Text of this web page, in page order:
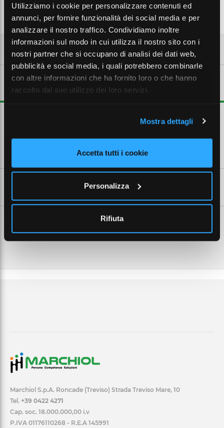
Utilizziamo i cookie per personalizzare contenuti ed
annunci, per fornire funzionalità dei social media e per
analizzare il nostro traffico. Condividiamo inoltre
informazioni sul modo in cui utilizza il nostro sito con i
nostri partner che si occupano di analisi dei dati web,
pubblicità e social media, i quali potrebbero combinarle
con altre informazioni che ha fornito loro o che hanno
raccolto dal suo utilizzo dei loro servizi.
Mostra dettagli
Accetta tutti i cookie
Personalizza
Rifiuta
DESCRIZIONE ESTESA
CARATTERISTICHE TECNICHE
Marchiol S.p.A. Roncade (Treviso) Strada Treviso Mare, 10
Tel. +39 0422 4271
Cap. soc. 18.000.000,00 i.v
P.IVA 01176110268 - R.E.A 145991